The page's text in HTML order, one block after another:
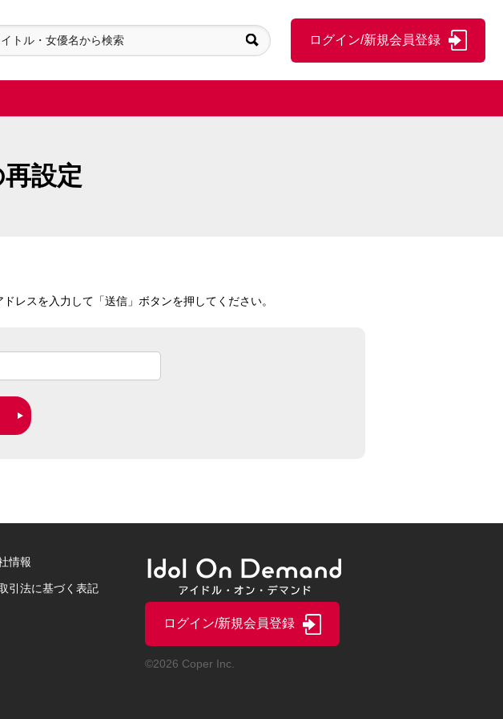
ログイン/新規会員登録
設定
レスを入力して「送信」ボタンを押してください。
情報
引法に基づく表記
ログイン/新規会員登録
©2026 Coper Inc.